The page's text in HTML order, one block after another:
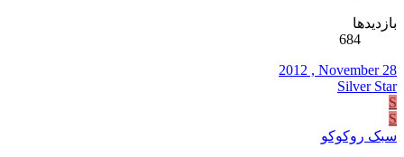
بازدیدها
684
2012 , November 28
Silver Star
S
S
سبک روکوکو